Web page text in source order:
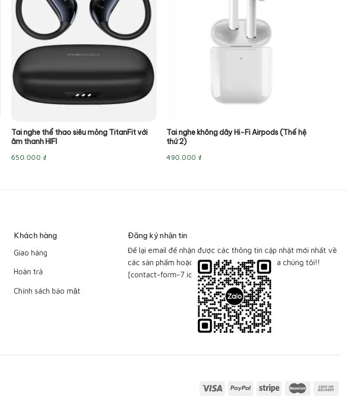
Tai nghe thể thao siêu mỏng TitanFit với
âm thanh HIFI
650.000 ₫
Tai nghe không dây Hi-Fi Airpods (Thế hệ
thứ 2)
490.000₫
Khách hàng
Giao hàng
Hoàn trả
Chính sách bảo mật
Đăng ký nhận tin
Để lại email để nhận được các thông tin cập nhật mới nhất về
các sản phẩm hoặc bộ sưu tập sản phẩm của chúng tôi!!
[contact-form-7 id="115"]
Visa PayPal Stripe MasterCard